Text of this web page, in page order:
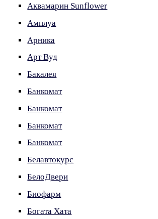
Аквамарин Sunflower
Амплуа
Арника
Арт Вуд
Бакалея
Банкомат
Банкомат
Банкомат
Банкомат
Белавтокурс
БелоДвери
Биофарм
Богата Хата